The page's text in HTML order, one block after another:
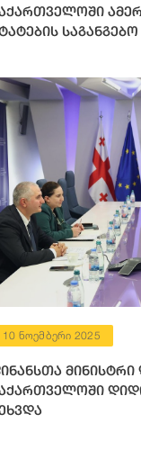
10 ნოემბერი 2025